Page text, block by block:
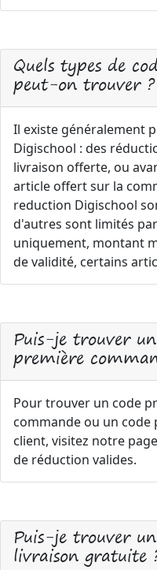
Quels types de
peut-on trouver ?
Il existe généralement
Digischool : des
livraison offerte, ou
article offert sur la
reduction Digischool
d'autres sont limités
uniquement, montant
de validité, certains
Puis-je trouver
première
Pour trouver un code
commande ou un
client, visitez notre
de réduction valides.
Puis-je trouver
livraison gratuite